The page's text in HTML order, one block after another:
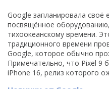
Google запланировала своё
посвящённое
тихоокеанскому времени.
традиционного времени
Google, которое обычно
Примечательно, что Pixel 9
iPhone 16, релиз которого